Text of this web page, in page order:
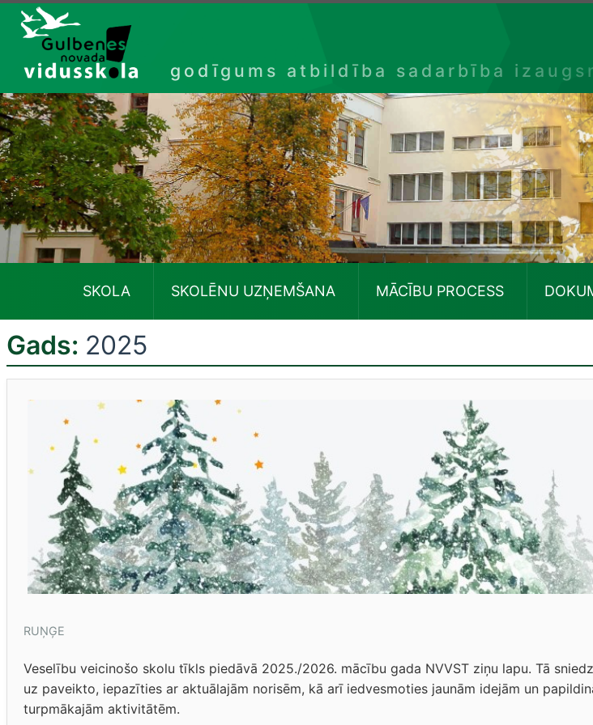
Izlaist
godīgums atbildība sadarbība
SKOLA SKOLĒNU UZŅEMŠANA MĀCĪBU PROCESS
Gads: 2025
RUŅĢE
Veselību veicinošo skolu tīkls piedāvā 2025./2026. mācību gada NVVST ziņu lapu. Tā
uz paveikto, iepazīties ar aktuālajām norisēm, kā arī iedvesmoties jaunām idejām un
turpmākajām aktivitātēm.